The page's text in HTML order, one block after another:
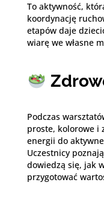
To aktywność,
koordynację
etapów daje
wiarę we własne
Podczas
proste, kolorowe i
energii do
Uczestnicy
dowiedzą się, jak
przygotować